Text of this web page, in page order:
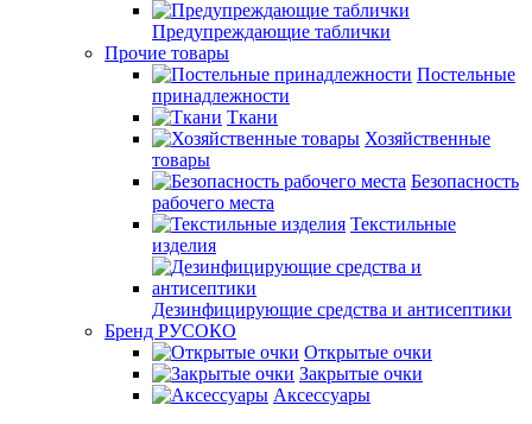
Предупреждающие таблички
Прочие товары
Постельные
принадлежности
Ткани
Хозяйственные
товары
Безопасность
рабочего места
Текстильные
изделия
Дезинфицирующие средства и антисептики
Бренд РУСОКО
Открытые очки
Закрытые очки
Аксессуары